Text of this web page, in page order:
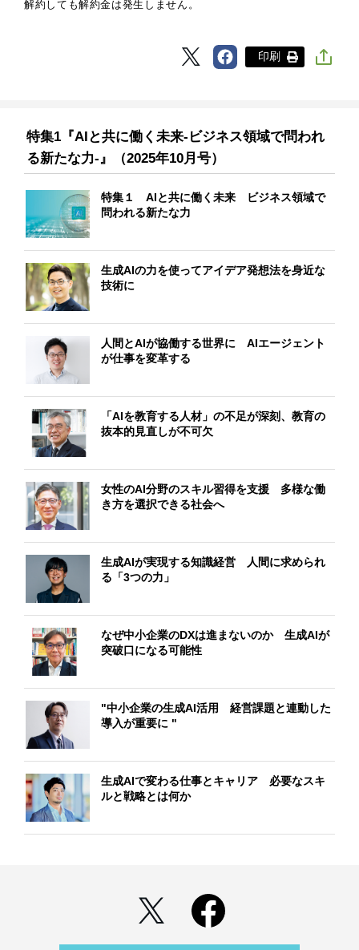
解約しても解約金は発生しません。
印刷
特集1『AIと共に働く未来‐ビジネス領域で問われ
る新たな力‐』（2025年10月号）
特集１ AIと共に働く未来 ビジネス領域で
問われる新たな力
生成AIの力を使ってアイデア発想法を身近な
技術に
人間とAIが協働する世界に AIエージェント
が仕事を変革する
「AIを教育する人材」の不足が深刻、教育の
抜本的見直しが不可欠
女性のAI分野のスキル習得を支援 多様な働
き方を選択できる社会へ
生成AIが実現する知識経営 人間に求められ
る「3つの力」
なぜ中小企業のDXは進まないのか 生成AIが
突破口になる可能性
"中小企業の生成AI活用 経営課題と連動した
導入が重要に "
生成AIで変わる仕事とキャリア 必要なスキ
ルと戦略とは何か